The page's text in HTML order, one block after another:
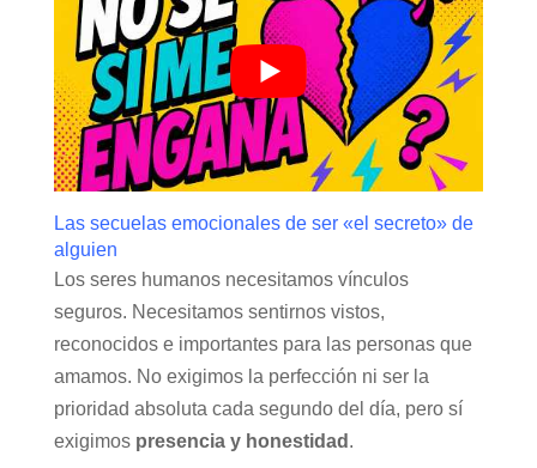
Las secuelas emocionales de ser «el secreto» de
alguien
Los seres humanos necesitamos vínculos
seguros. Necesitamos sentirnos vistos,
reconocidos e importantes para las personas que
amamos. No exigimos la perfección ni ser la
prioridad absoluta cada segundo del día, pero sí
exigimos presencia y honestidad .